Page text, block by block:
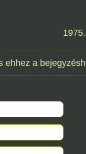
éve
éve
ehhez a